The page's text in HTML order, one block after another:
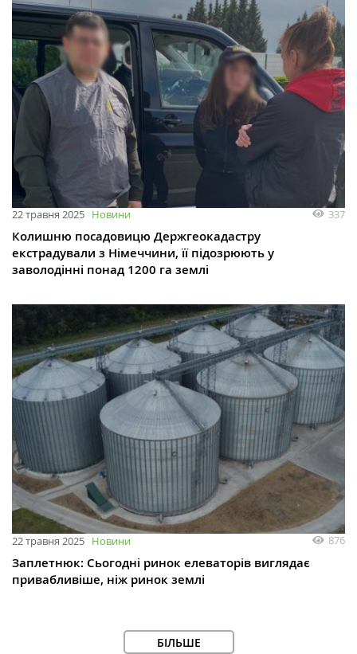
22 травня 2025 Новини 337
Колишню посадовицю Держгеокадастру
екстрадували з Німеччини, її підозрюють у
заволодінні понад 1200 га землі
22 травня 2025 Новини 876
Заплетнюк: Сьогодні ринок елеваторів виглядає
привабливіше, ніж ринок землі
БІЛЬШЕ